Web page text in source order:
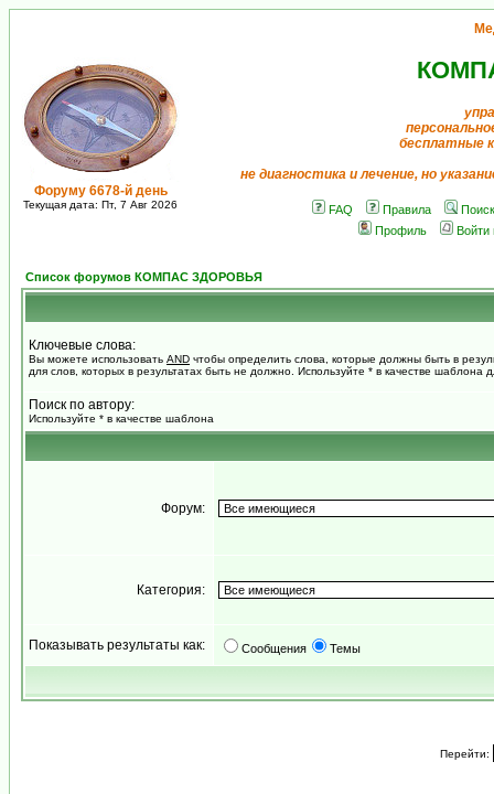
Форуму 6678-й день
Текущая дата: Пт, 7 Авг 2026
бесплатные
не диагностика и лечение, но
FAQ Правила
Поиск
Профиль
Войти
Список форумов КОМПАС ЗДОРОВЬЯ
Ключевые слова:
Вы можете использовать AND чтобы определить слова, которые должны быть в
для слов, которых в результатах быть не должно. Используйте * в качестве шаблона
Поиск по автору:
Используйте * в качестве шаблона
Форум:
Категория:
Показывать результаты как: Сообщения Темы
Перейти: